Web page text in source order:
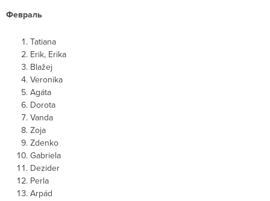
Февраль
Tatiana
Erik, Erika
Blažej
Veronika
Agáta
Dorota
Vanda
Zoja
Zdenko
Gabriela
Dezider
Perla
Arpád